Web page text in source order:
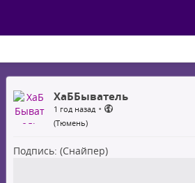
ХаББыватель
1 год назад •
(Тюмень)
Подпись: (Снайпер)